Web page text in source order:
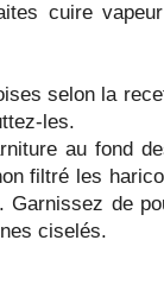
cuire
selon la
les.
au fond
filtré les
Garnissez de
ciselés.